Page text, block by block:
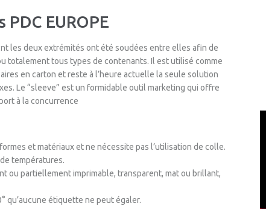
EUROPE
les deux extrémités ont été soudées entre elles afin de
totalement tous types de contenants. Il est utilisé comme
en carton et reste à l’heure actuelle la seule solution
Le “sleeve” est un formidable outil marketing qui offre
à la concurrence
et matériaux et ne nécessite pas l’utilisation de colle.
températures.
ou partiellement imprimable, transparent, mat ou brillant,
qu’aucune étiquette ne peut égaler.